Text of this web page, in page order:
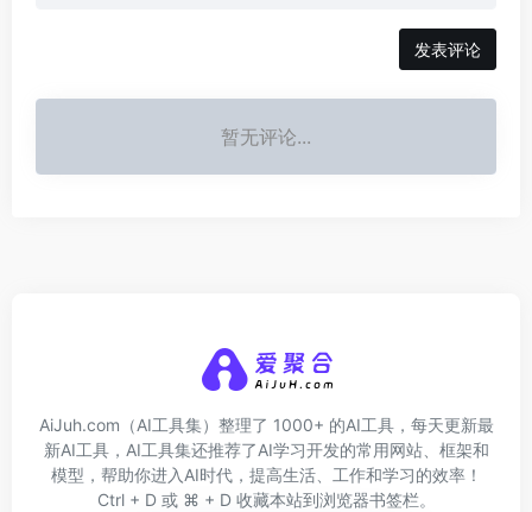
发表评论
暂无评论...
AiJuh.com（AI工具集）整理了 1000+ 的AI工具，每天更新最
新AI工具，AI工具集还推荐了AI学习开发的常用网站、框架和
模型，帮助你进入AI时代，提高生活、工作和学习的效率！
Ctrl + D 或 ⌘ + D 收藏本站到浏览器书签栏。